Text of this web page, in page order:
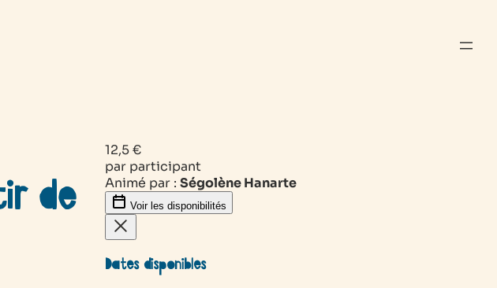
de
12,5 €
par participant
Animé par : Ségolène Hanarte
Voir les disponibilités
Dates disponibles